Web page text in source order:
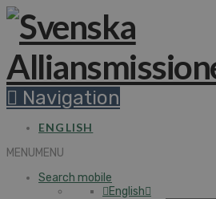
Navigation
ENGLISH
MENUMENU
Search mobile
English